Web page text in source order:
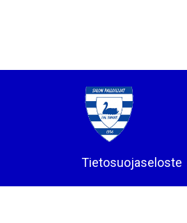
Tietosuojaseloste